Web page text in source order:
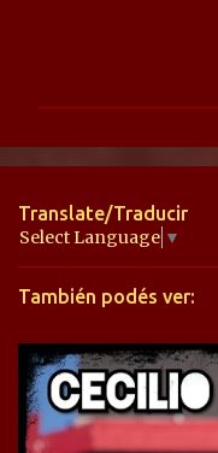
n
a
r
i
s
Translate/Traducir
Select Language ▼
También podés ver: